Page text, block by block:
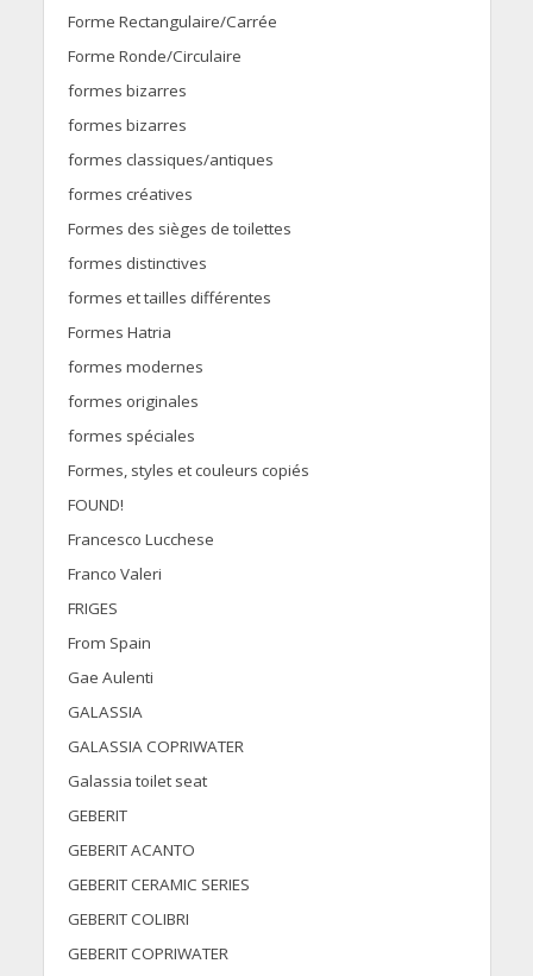
Forme Rectangulaire/Carrée
Forme Ronde/Circulaire
formes bizarres
formes bizarres
formes classiques/antiques
formes créatives
Formes des sièges de toilettes
formes distinctives
formes et tailles différentes
Formes Hatria
formes modernes
formes originales
formes spéciales
Formes, styles et couleurs copiés
FOUND!
Francesco Lucchese
Franco Valeri
FRIGES
From Spain
Gae Aulenti
GALASSIA
GALASSIA COPRIWATER
Galassia toilet seat
GEBERIT
GEBERIT ACANTO
GEBERIT CERAMIC SERIES
GEBERIT COLIBRI
GEBERIT COPRIWATER